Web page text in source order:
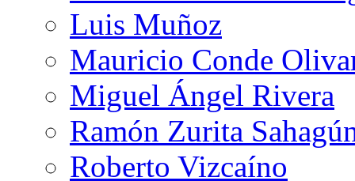
Luis Muñoz
Mauricio Conde
Miguel Ángel Rivera
Ramón Zurita
Roberto Vizcaíno